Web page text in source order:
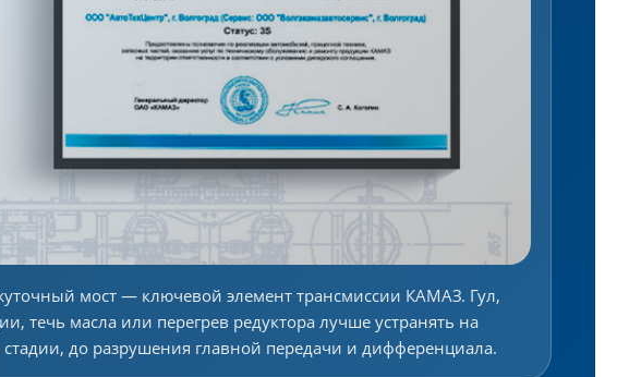
мост — ключевой элемент трансмиссии КАМАЗ. Гул,
течь масла или перегрев редуктора лучше устранять на
до разрушения главной передачи и дифференциала.